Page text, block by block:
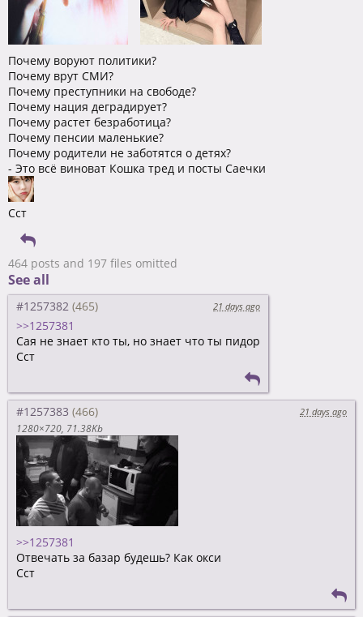
Почему воруют политики?
Почему врут СМИ?
Почему преступники на свободе?
Почему нация деградирует?
Почему растет безработица?
Почему пенсии маленькие?
Почему родители не заботятся о детях?
- Это всё виноват Кошка тред и посты Саечки
Сст
464 posts and 197 files omitted
See all
#1257382 21 days ago
>>1257381
Сая не знает кто ты, но знает что ты пидор
Сст
#1257383
21 days ago
1280×720 71.38Kb
>>1257381
Отвечать за базар будешь? Как окси
Сст